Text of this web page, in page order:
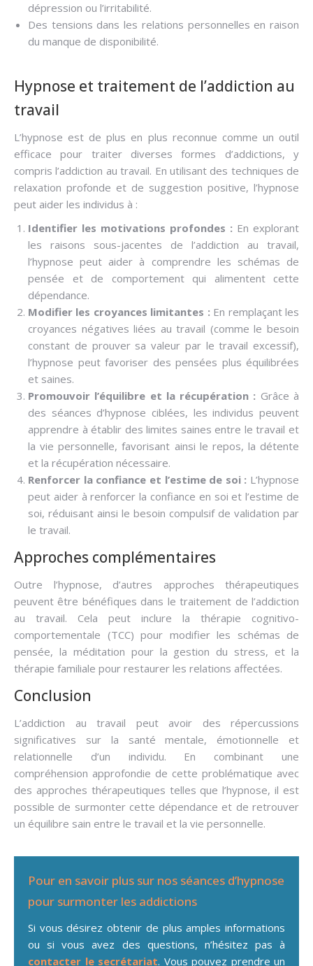
dépression ou l’irritabilité.
Des tensions dans les relations personnelles en raison
du manque de disponibilité.
Hypnose et traitement de l’addiction au
travail
L’hypnose est de plus en plus reconnue comme un outil
efficace pour traiter diverses formes d’addictions, y
compris l’addiction au travail. En utilisant des techniques de
relaxation profonde et de suggestion positive, l’hypnose
peut aider les individus à :
Identifier les motivations profondes : En explorant
les raisons sous-jacentes de l’addiction au travail,
l’hypnose peut aider à comprendre les schémas de
pensée et de comportement qui alimentent cette
dépendance.
Modifier les croyances limitantes : En remplaçant les
croyances négatives liées au travail (comme le besoin
constant de prouver sa valeur par le travail excessif),
l’hypnose peut favoriser des pensées plus équilibrées
et saines.
Promouvoir l’équilibre et la récupération : Grâce à
des séances d’hypnose ciblées, les individus peuvent
apprendre à établir des limites saines entre le travail et
la vie personnelle, favorisant ainsi le repos, la détente
et la récupération nécessaire.
Renforcer la confiance et l’estime de soi : L’hypnose
peut aider à renforcer la confiance en soi et l’estime de
soi, réduisant ainsi le besoin compulsif de validation par
le travail.
Approches complémentaires
Outre l’hypnose, d’autres approches thérapeutiques
peuvent être bénéfiques dans le traitement de l’addiction
au travail. Cela peut inclure la thérapie cognitivo-
comportementale (TCC) pour modifier les schémas de
pensée, la méditation pour la gestion du stress, et la
thérapie familiale pour restaurer les relations affectées.
Conclusion
L’addiction au travail peut avoir des répercussions
significatives sur la santé mentale, émotionnelle et
relationnelle d’un individu. En combinant une
compréhension approfondie de cette problématique avec
des approches thérapeutiques telles que l’hypnose, il est
possible de surmonter cette dépendance et de retrouver
un équilibre sain entre le travail et la vie personnelle.
Pour en savoir plus sur nos séances d’hypnose
pour surmonter les addictions
Si vous désirez obtenir de plus amples informations
ou si vous avez des questions, n’hésitez pas à
contacter le secrétariat. Vous pouvez prendre un